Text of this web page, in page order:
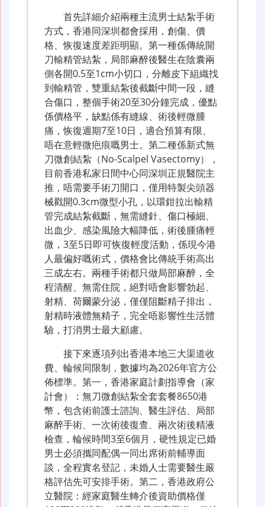
首先詳細介紹兩種主流男士結紮手術
方式，香港同深圳都會採用，創傷、價
格、恢復速度差距明顯。第一種係傳統開
刀輸精管結紮，局部麻醉後醫生在陰囊兩
側各開0.5至1cm小切口，分離皮下組織找
到輸精管，雙重結紮後截斷中間一段，縫
合傷口，整個手術20至30分鐘完成，優點
係價格平，缺點係有縫線、術後輕微腫
痛，恢復週期7至10日，適合預算有限、
唔在意輕微疤痕嘅男士。第二種係新式無
刀微創結紮（No-Scalpel Vasectomy），
目前香港私家日間中心同深圳正規醫院主
推，唔需要手術刀開口，僅用特製尖頭器
械戳開0.3cm微型小孔，以環鉗拉出輸精
管完成結紮截斷，無需縫針、傷口極細、
出血少、感染風險大幅降低，術後腫痛輕
微，3至5日即可恢復輕度活動，係現今港
人最偏好嘅術式，價格會比傳統手術高出
三成左右。兩種手術都只做局部麻醉，全
程清醒、無需住院，絕對唔會影響勃起、
射精、荷爾蒙分泌，僅僅阻斷精子排出，
射精時液體無精子，完全唔影響性生活體
驗，打消男士最大顧慮。
接下來逐項列出香港本地三大渠道收
費、輪候同限制，數據均為2026年官方公
佈標準。第一，香港家庭計劃指導會（家
計會）：無刀微創結紮全套套餐8650港
幣，包含術前護士諮詢、醫生評估、局部
麻醉手術、一次術後復查、兩次術後精液
檢查，輪候時間3至6個月，硬性規定已婚
男士必須攜同配偶一同出席術前輔導面
談，全程實名登記，未婚人士需要醫生嚴
格評估先可安排手術。第二，香港政府公
立醫院：經家庭醫生轉介後資助價格僅